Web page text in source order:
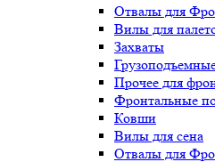
Отвалы для
Вилы для
Захваты
Прочее для
Фронтальные
Ковши
Вилы для сена
Отвалы для